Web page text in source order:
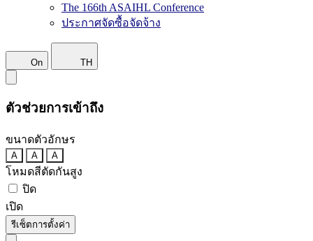
The 166th ASAIHL Conference
ประกาศจัดซื้อจัดจ้าง
On TH
ตัวช่วยการเข้าถึง
ขนาดตัวอักษร
A A A
โหมดสีตัดกันสูง
ปิด
เปิด
รีเซ็ตการตั้งค่า